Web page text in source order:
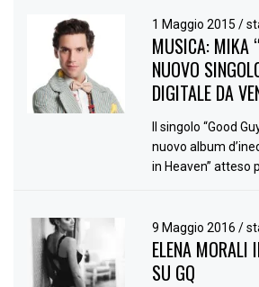
1 Maggio 2015/
MUSICA: MIKA
NUOVO
DIGITALE DA
Il singolo “Good
nuovo album
in Heaven” atteso
9 Maggio 2016/
ELENA MORALI
SU GQ